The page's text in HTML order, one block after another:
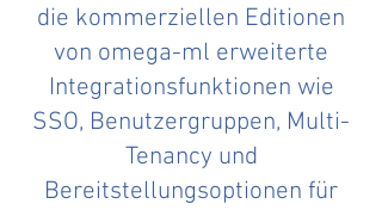
die kommerziellen Editionen
von omega-ml erweiterte
Integrationsfunktionen wie
SSO, Benutzergruppen, Multi-
Tenancy und
Bereitstellungsoptionen für